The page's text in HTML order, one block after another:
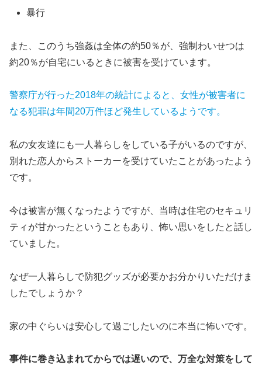
暴行
また、このうち強姦は全体の約50％が、強制わいせつは
約20％が自宅にいるときに被害を受けています。
警察庁が行った2018年の統計によると、女性が被害者に
なる犯罪は年間20万件ほど発生しているようです。
私の女友達にも一人暮らしをしている子がいるのですが、
別れた恋人からストーカーを受けていたことがあったよう
です。
今は被害が無くなったようですが、当時は住宅のセキュリ
ティが甘かったということもあり、怖い思いをしたと話し
ていました。
なぜ一人暮らしで防犯グッズが必要かお分かりいただけま
したでしょうか？
家の中ぐらいは安心して過ごしたいのに本当に怖いです。
事件に巻き込まれてからでは遅いので、万全な対策をして